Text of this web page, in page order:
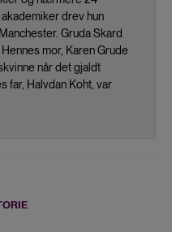
drev hun
Gruda Skard
mor, Karen Grude
når det gjaldt
far, Halvdan Koht, var